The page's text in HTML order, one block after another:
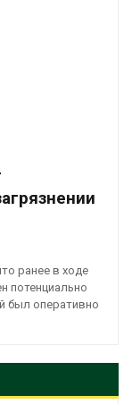
ранее в ходе
потенциально
был оперативно